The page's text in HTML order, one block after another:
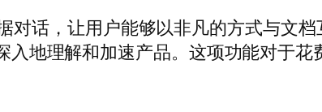
对话，让用户能够以非凡的方式与文
入地理解和加速产品。这项功能对于